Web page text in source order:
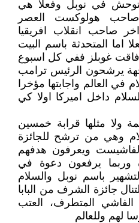
في نوبل وفعلا هي
صاحب هولوكست العصر
صاحب انقلاب افريقيا
اما المتحدثة باسم البيت
فاقت غوبلز ففي كل اسبوع
يرشحون الرئيس ترامب
في العالم واجابتها مؤخرا
داخل اميركا اولا كي
ولا مثلها قرابة خمسين
وهي من ترشح للجائزة
ويعرفون هدفهم
وربما يرفعون دعوة في
باسم نوبل والسلام
جائزة الشرف من البابا
المتطرف، العتب
لهم وللعالم